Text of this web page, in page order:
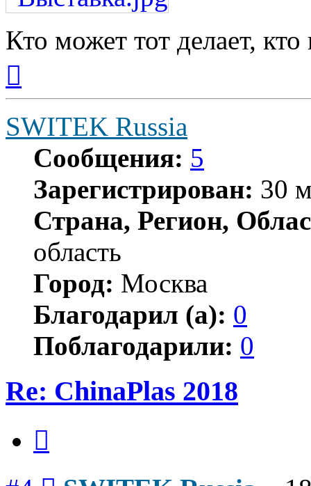
Кто может тот делает,
началу
SWITEK Russia
Сообщения: 5
Зарегистрирован: 30
Страна, Регион,
область
Город: Москва
Благодарил (а): 0
Поблагодарили: 0
Re: ChinaPlas 2018